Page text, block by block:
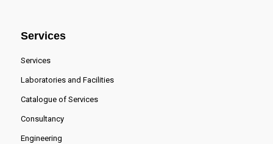
Services
Services
Laboratories and Facilities
Catalogue of Services
Consultancy
Engineering